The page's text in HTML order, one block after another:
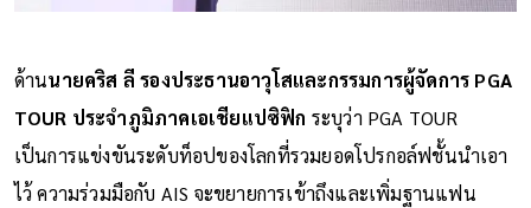
ด้านนายคริส ลี รองประธานอาวุโสและกรรมการผู้จัดการ PGA
TOUR ประจำภูมิภาคเอเชียแปซิฟิก ระบุว่า PGA TOUR
เป็นการแข่งขันระดับท็อปของโลกที่รวมยอดโปรกอล์ฟชั้นนำเอา
ไว้ ความร่วมมือกับ AIS จะขยายการเข้าถึงและเพิ่มฐานแฟน